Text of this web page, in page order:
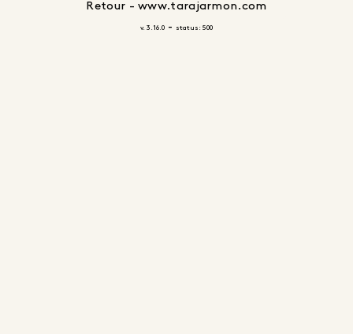
Retour - www.tarajarmon.com
v. 3.16.0 - status: 500